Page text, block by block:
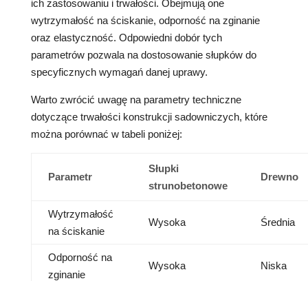
ich zastosowaniu i trwałości. Obejmują one
wytrzymałość na ściskanie, odporność na zginanie
oraz elastyczność. Odpowiedni dobór tych
parametrów pozwala na dostosowanie słupków do
specyficznych wymagań danej uprawy.
Warto zwrócić uwagę na parametry techniczne
dotyczące trwałości konstrukcji sadowniczych, które
można porównać w tabeli poniżej:
Parametr
Słupki
strunobetonowe
Drewno
Wytrzymałość
na ściskanie
Wysoka Średnia
Odporność na
zginanie
Wysoka Niska